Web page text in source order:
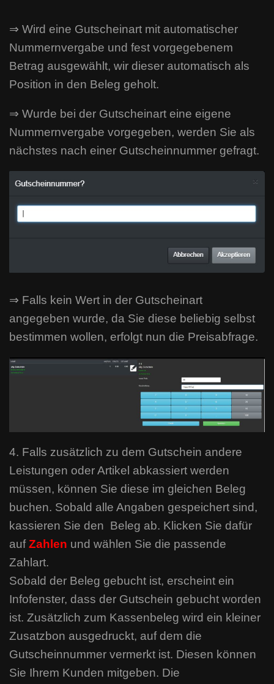
⇒ Wird eine Gutscheinart mit automatischer
Nummernvergabe und fest vorgegebenem
Betrag ausgewählt, wir dieser automatisch als
Position in den Beleg geholt.
⇒ Wurde bei der Gutscheinart eine eigene
Nummernvergabe vorgegeben, werden Sie als
nächstes nach einer Gutscheinnummer gefragt.
⇒ Falls kein Wert in der Gutscheinart
angegeben wurde, da Sie diese beliebig selbst
bestimmen wollen, erfolgt nun die Preisabfrage.
4. Falls zusätzlich zu dem Gutschein andere
Leistungen oder Artikel abkassiert werden
müssen, können Sie diese im gleichen Beleg
buchen. Sobald alle Angaben gespeichert sind,
kassieren Sie den Beleg ab. Klicken Sie dafür
aufZahlen und wählen Sie die passende
Zahlart.
Sobald der Beleg gebucht ist, erscheint ein
Infofenster, dass der Gutschein gebucht worden
ist. Zusätzlich zum Kassenbeleg wird ein kleiner
Zusatzbon ausgedruckt, auf dem die
Gutscheinnummer vermerkt ist. Diesen können
Sie Ihrem Kunden mitgeben. Die